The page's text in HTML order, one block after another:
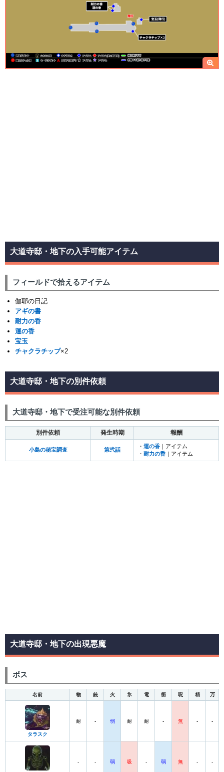
大道寺邸・地下の入手可能アイテム
フィールドで拾えるアイテム
伽耶の日記
アギの書
耐力の香
運の香
宝玉
チャクラチップ×2
大道寺邸・地下の別件依頼
大道寺邸・地下で受注可能な別件依頼
別件依頼 発生時期 報酬
小島の秘宝調査 第弐話
・ 運の香 ｜アイテム
・ 耐力の香 ｜アイテム
大道寺邸・地下の出現悪魔
ボス
名前 物 銃 火 氷 電 衝 呪 精 万
タラスク
耐 - 弱 耐 耐 - 無 - -
- - 弱 吸 - 弱 無 - -